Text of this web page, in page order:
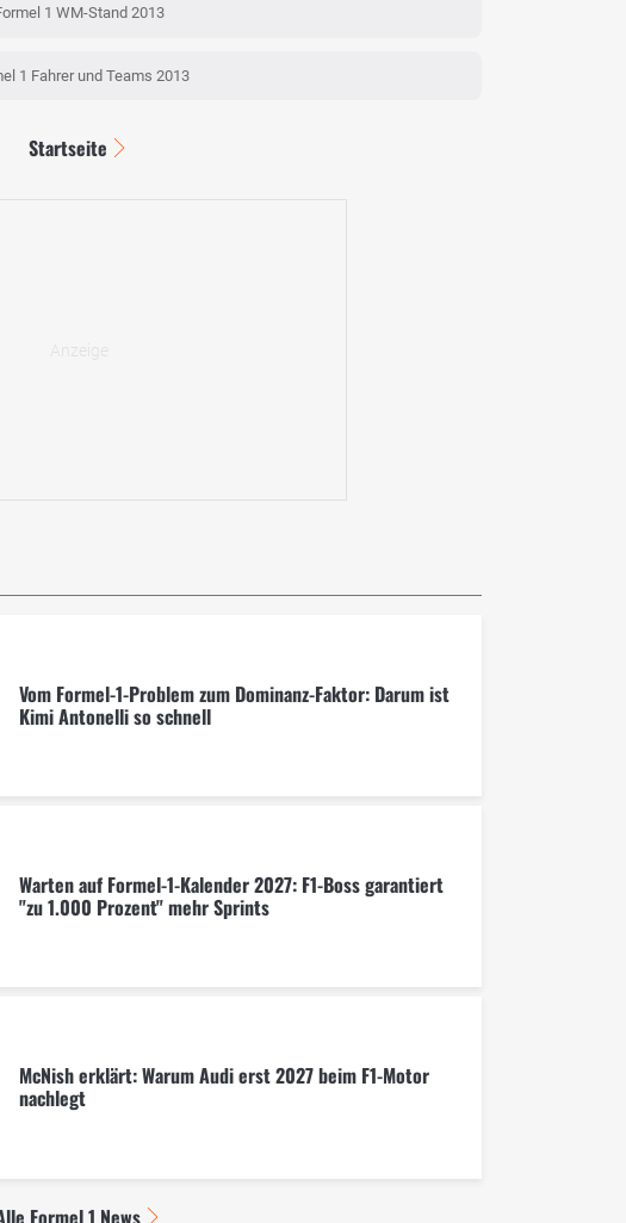
1 WM-Stand 2013
1 Fahrer und Teams 2013
Startseite
Vom Formel-1-Problem zum Dominanz-Faktor: Darum ist
Kimi Antonelli so schnell
Warten auf Formel-1-Kalender 2027: F1-Boss garantiert
"zu 1.000 Prozent" mehr Sprints
McNish erklärt: Warum Audi erst 2027 beim F1-Motor
nachlegt
Formel 1 News